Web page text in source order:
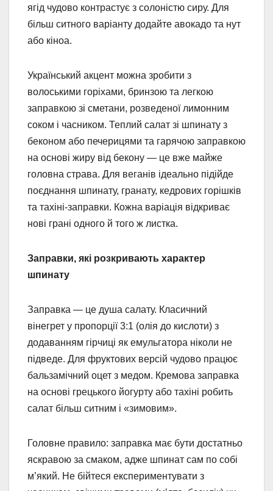
ягід чудово контрастує з солоністю сиру. Для
більш ситного варіанту додайте авокадо та нут
або кіноа.
Український акцент можна зробити з
волоськими горіхами, бринзою та легкою
заправкою зі сметани, розведеної лимонним
соком і часником. Теплий салат зі шпинату з
беконом або печерицями та гарячою заправкою
на основі жиру від бекону — це вже майже
головна страва. Для веганів ідеально підійде
поєднання шпинату, гранату, кедрових горішків
та тахіні-заправки. Кожна варіація відкриває
нові грані одного й того ж листка.
Заправки, які розкривають характер
шпинату
Заправка — це душа салату. Класичний
вінегрет у пропорції 3:1 (олія до кислоти) з
додаванням гірчиці як емульгатора ніколи не
підведе. Для фруктових версій чудово працює
бальзамічний оцет з медом. Кремова заправка
на основі грецького йогурту або тахіні робить
салат більш ситним і «зимовим».
Головне правило: заправка має бути достатньо
яскравою за смаком, адже шпинат сам по собі
м’який. Не бійтеся експериментувати з